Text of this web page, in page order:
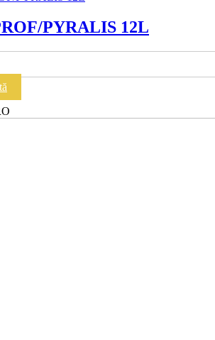
PYRALIS 12L